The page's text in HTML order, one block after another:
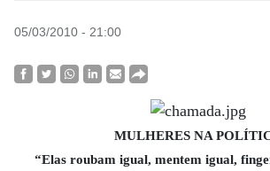
05/03/2010 - 21:00
MULHERES NA
“Elas roubam igual, mentem igual,